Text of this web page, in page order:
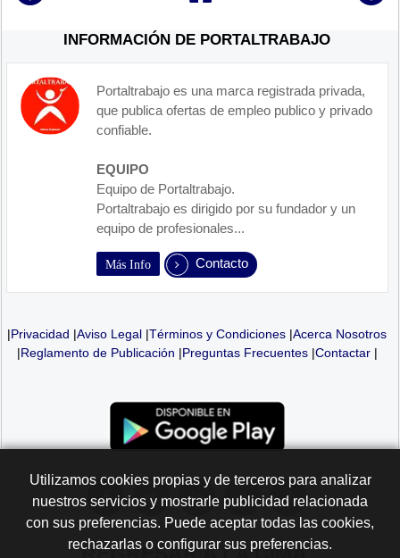
INFORMACIÓN DE PORTALTRABAJO
Portaltrabajo es una marca registrada privada,
que publica ofertas de empleo publico y privado
confiable.
EQUIPO
Equipo de Portaltrabajo.
Portaltrabajo es dirigido por su fundador y un
equipo de profesionales...
Más Info Contacto
|Privacidad |Aviso Legal |Términos y Condiciones |Acerca Nosotros
|Reglamento de Publicación |Preguntas Frecuentes|Contactar|
Utilizamos cookies propias y de terceros para analizar
nuestros servicios y mostrarle publicidad relacionada
con sus preferencias. Puede aceptar todas las cookies,
rechazarlas o configurar sus preferencias.